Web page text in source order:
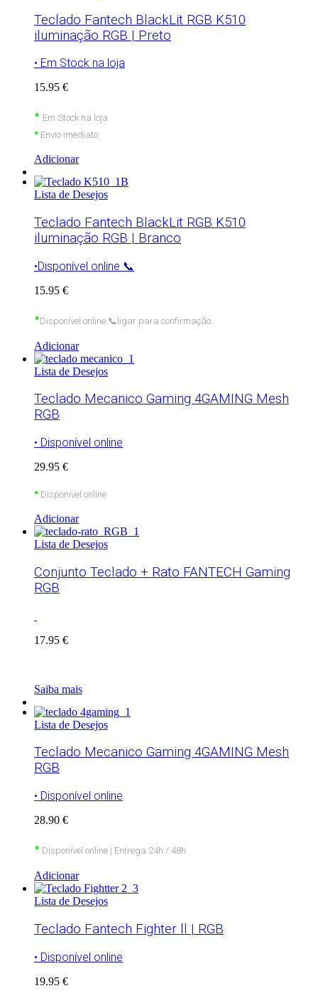
Teclado Fantech BlackLit RGB K510
iluminação RGB | Preto
• Em Stock na loja
15.95 €
• Em Stock na loja
• Envio imediato.
Adicionar
Lista de Desejos
Teclado Fantech BlackLit RGB K510
iluminação RGB | Branco
•Disponível online 📞
15.95 €
• Disponível online 📞 ligar para confirmação.
Adicionar
Lista de Desejos
Teclado Mecanico Gaming 4GAMING Mesh
RGB
• Disponível online
29.95 €
• Disponível online
Adicionar
Lista de Desejos
Conjunto Teclado + Rato FANTECH Gaming
RGB
17.95 €
Saiba mais
Lista de Desejos
Teclado Mecanico Gaming 4GAMING Mesh
RGB
• Disponível online
28.90 €
• Disponível online | Entrega 24h / 48h
Adicionar
Lista de Desejos
Teclado Fantech Fighter ll | RGB
• Disponível online
19.95 €